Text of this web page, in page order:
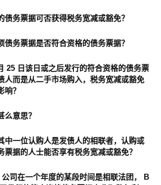
债务票据可否获得税务宽减或豁免？
债务票据是否符合资格的债务票据？
25 日该日或之后发行的符合资格的债务票
人而是从二手市场购入，税务宽减或豁免
响？
么意思？
中一位认购人是发债人的相联者，认购或
票据的人士能否享有税务宽减或豁免？
司在一个年度的某段时间是相联法团， B